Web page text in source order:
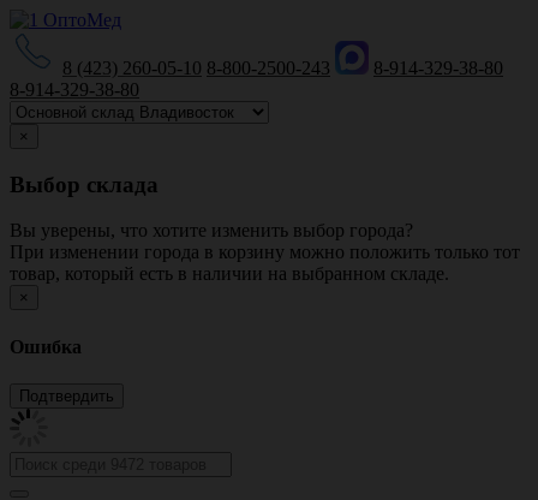
8 (423) 260-05-10 8-800-2500-243
8-914-329-38-80
8-914-329-38-80
×
Выбор склада
Вы уверены, что хотите изменить выбор города?
При изменении города в корзину можно положить только тот
товар, который есть в наличии на выбранном складе.
×
Ошибка